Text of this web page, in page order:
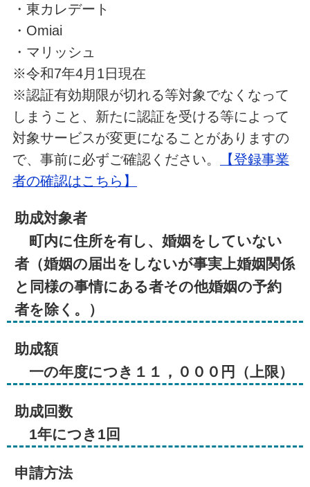
・東カレデート
・Omiai
・マリッシュ
※令和7年4月1日現在
※認証有効期限が切れる等対象でなくなって
しまうこと、新たに認証を受ける等によって
対象サービスが変更になることがありますの
で、事前に必ずご確認ください。
【登録事業
者の確認はこちら】
助成対象者
町内に住所を有し、婚姻をしていない
者（婚姻の届出をしないが事実上婚姻関係
と同様の事情にある者その他婚姻の予約
者を除く。）
助成額
一の年度につき１１，０００円（上限）
助成回数
1年につき1回
申請方法